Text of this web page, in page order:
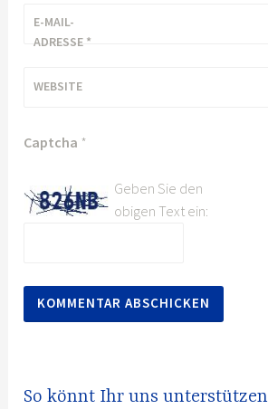
E-MAIL-
ADRESSE *
WEBSITE
Captcha *
Geben Sie den
obigen Text ein:
So könnt Ihr uns unterstützen